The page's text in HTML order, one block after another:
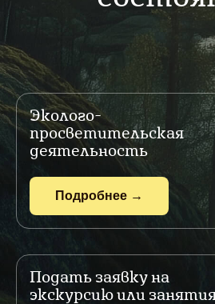
Эколого-
просветительская
деятельность
Подробнее →
Подать заявку на
экскурсию или